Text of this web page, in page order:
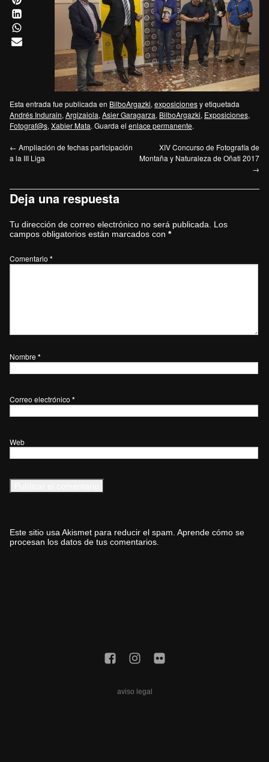
Esta entrada fue publicada en BilboArgazki, exposicionesy etiquetada
Andrés Indurain, Argizaiola, Asier Garagarza, BilboArgazki, Exposiciones,
Fotograf@s, Xabier Mata. Guarda el enlace permanente.
← Ampliación de fechas participación
a la III Liga
XIV Concurso de Fotografía de
Montaña y Naturaleza de Oñati 2017
→
Deja una respuesta
Tu dirección de correo electrónico no será publicada. Los
campos obligatorios están marcados con *
Comentario *
Nombre *
Correo electrónico *
Web
Este sitio usa Akismet para reducir el spam. Aprende cómo se
procesan los datos de tus comentarios.
aviso legal